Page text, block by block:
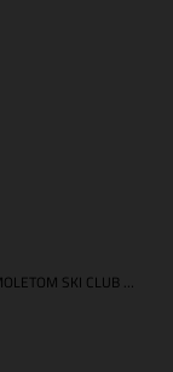
MOLETOM SKI CLUB BROWN